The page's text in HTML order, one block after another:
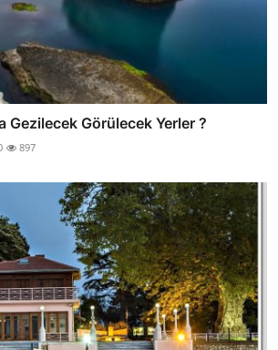
Gezilecek Görülecek Yerler ?
897